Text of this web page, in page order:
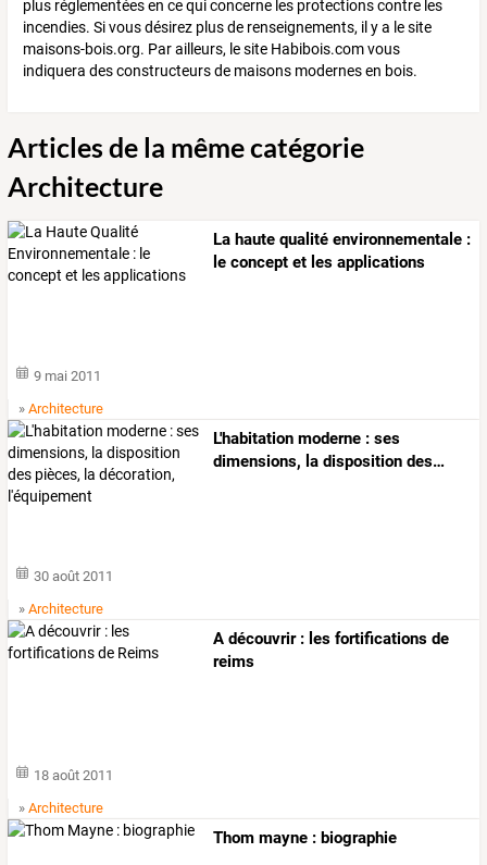
plus réglementées en ce qui concerne les protections contre les
incendies. Si vous désirez plus de renseignements, il y a le site
maisons-bois.org. Par ailleurs, le site Habibois.com vous
indiquera des constructeurs de maisons modernes en bois.
Articles de la même catégorie
Architecture
La haute qualité environnementale :
le concept et les applications
9 mai 2011
»Architecture
L'habitation moderne : ses
dimensions, la disposition des…
30 août 2011
»Architecture
A découvrir : les fortifications de
reims
18 août 2011
»Architecture
Thom mayne : biographie